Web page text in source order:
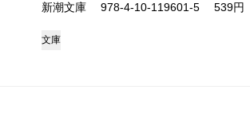
新潮文庫 978-4-10-119601-5 539円
文庫